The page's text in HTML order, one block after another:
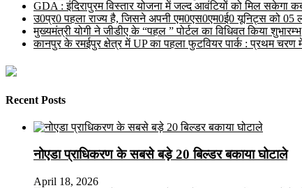
GDA : इंदिरापुरम विस्तार योजना में जल्द आवंटियों को मिल सकेगा
उ0प्र0 पहला राज्य है, जिसने अपनी एम0एस0एम0ई0 यूनिट्स को 05
मुख्यमंत्री योगी ने जीडीए के “पहल ” पोर्टल का विधिवत किया शुभारम्भ
कानपुर के रमईपुर क्षेत्र में UP का पहला फुटवियर पार्क : प्रथम
Recent Posts
नोएडा प्राधिकरण के सबसे बड़े 20 बिल्डर बकाया घोटाले
April 18, 2026